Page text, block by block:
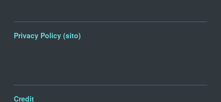
Privacy Policy (sito)
Credit